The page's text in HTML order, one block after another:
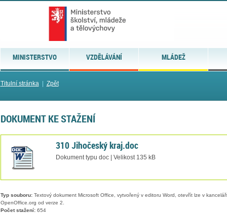
MINISTERSTVO VZDĚLÁVÁNÍ MLÁDEŽ
Titulní stránka| Zpět
DOKUMENT KE STAŽENÍ
310 Jihočeský kraj.doc
Dokument typu doc | Velikost 135 kB
Typ souboru:Textový dokument Microsoft Office, vytvořený v editoru Word, otevřít lze v
OpenOffice.org od verze 2.
Počet stažení:654